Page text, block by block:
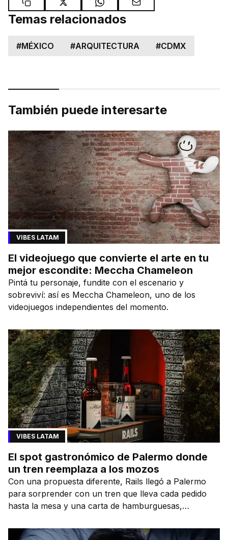
Temas relacionados
#MÉXICO #ARQUITECTURA #CDMX
También puede interesarte
VIBES LATAM
El videojuego que convierte el arte en tu
mejor escondite: Meccha Chameleon
Pintá tu personaje, fundite con el escenario y
sobreviví: así es Meccha Chameleon, uno de los
videojuegos independientes del momento.
VIBES LATAM
El spot gastronómico de Palermo donde
un tren reemplaza a los mozos
Con una propuesta diferente, Rails llegó a Palermo
para sorprender con un tren que lleva cada pedido
hasta la mesa y una carta de hamburguesas,